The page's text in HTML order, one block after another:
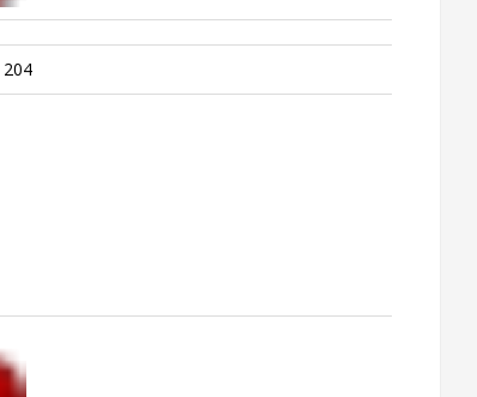
204